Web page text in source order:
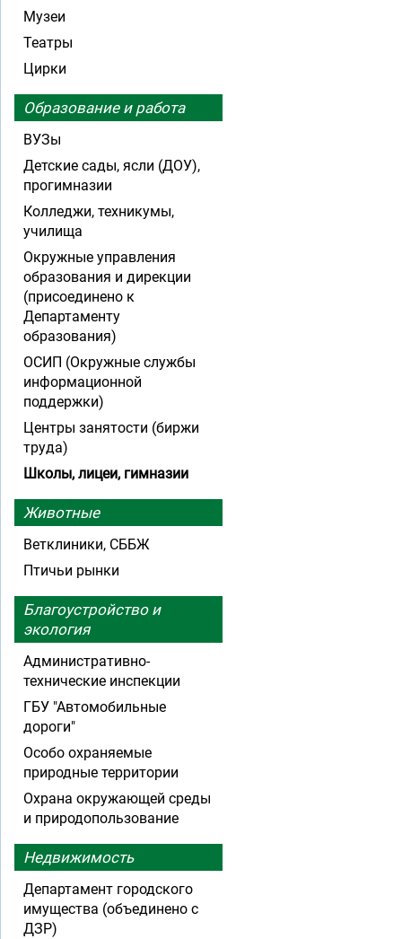
Музеи
Театры
Цирки
Образование и работа
ВУЗы
Детские сады, ясли (ДОУ),
прогимназии
Колледжи, техникумы,
училища
Окружные управления
образования и дирекции
(присоединено к
Департаменту
образования)
ОСИП (Окружные службы
информационной
поддержки)
Центры занятости (биржи
труда)
Школы, лицеи, гимназии
Животные
Ветклиники, СББЖ
Птичьи рынки
Благоустройство и
экология
Административно-
технические инспекции
ГБУ "Автомобильные
дороги"
Особо охраняемые
природные территории
Охрана окружающей среды
и природопользование
Недвижимость
Департамент городского
имущества (объединено с
ДЗР)